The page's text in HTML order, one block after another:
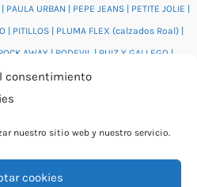
consentimiento
nuestro sitio web y nuestro servicio.
cookies
| PAULA URBAN | PEPE JEANS | PETITE JOLIE |
| PITILLOS | PLUMA FLEX (calzados Roal) |
AWAY| RODEVIL | RUIZ Y GALLEGO|
VALENTINO BAGS|VIDORRETA
|